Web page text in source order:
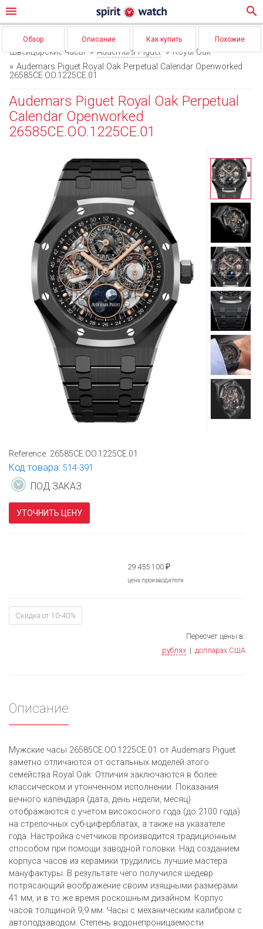
menu search
Обзор Описание Как купить Похожие
Швейцарские часы Audemars Piguet
Royal Oak
Audemars Piguet Royal Oak Perpetual Calendar Openworked
26585CE.OO.1225CE.01
Audemars Piguet Royal Oak Perpetual
Calendar Openworked
26585CE.OO.1225CE.01
Reference: 26585CE.OO.1225CE.01
Код товара: 514-391
ПОД ЗАКАЗ
УТОЧНИТЬ ЦЕНУ
29 455 100 ₽
цена производителя
Скидка от 10-40%
Пересчет цены в:
рублях | долларах США
Описание
Мужские часы 26585CE.OO.1225CE.01 от Audemars Piguet
заметно отличаются от остальных моделей этого
семейства Royal Oak. Отличия заключаются в более
классическом и утонченном исполнении. Показания
вечного календаря (дата, день недели, месяц)
отображаются с учетом високосного года (до 2100 года)
на стрелочных суб-циферблатах, а также на указателе
года. Настройка счетчиков производится традиционным
способом при помощи заводной головки. Над созданием
корпуса часов из керамики трудились лучшие мастера
мануфактуры. В результате чего получился шедевр
потрясающий воображение своим изящными размерами
41 мм, и в то же время роскошным дизайном. Корпус
часов толщиной 9,9 мм. Часы с механическим калибром с
автоподзаводом. Степень водонепроницаемости